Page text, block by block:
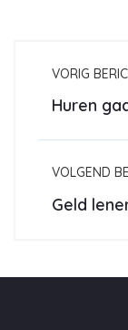
VORIG
Huren
VOLGEND
Geld